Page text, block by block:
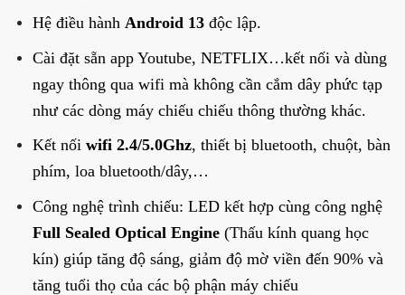
Hệ điều hành Android 13độc lập.
Cài đặt sẵn app Youtube, NETFLIX…kết nối và dùng
ngay thông qua wifi mà không cần cắm dây phức tạp
như các dòng máy chiếu chiếu thông thường khác.
Kết nối wifi 2.4/5.0Ghz, thiết bị bluetooth, chuột, bàn
phím, loa bluetooth/dây,…
Công nghệ trình chiếu: LED kết hợp cùng công nghệ
Full Sealed Optical Engine(Thấu kính quang học
kín) giúp tăng độ sáng, giảm độ mờ viền đến 90% và
tăng tuổi thọ của các bộ phận máy chiếu